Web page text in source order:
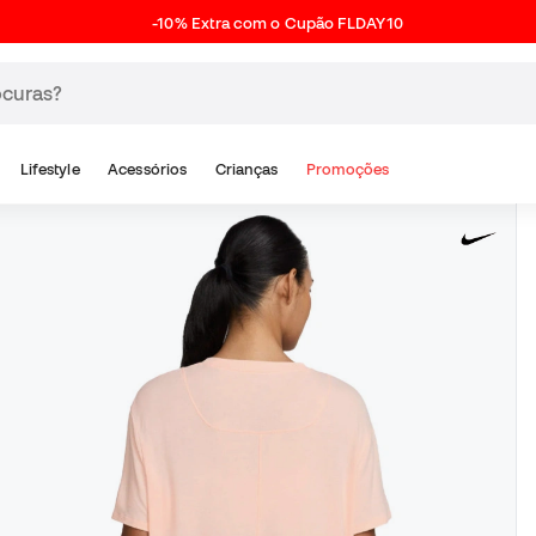
-10% Extra com o Cupão FLDAY10
Lifestyle Acessórios Crianças Promoções